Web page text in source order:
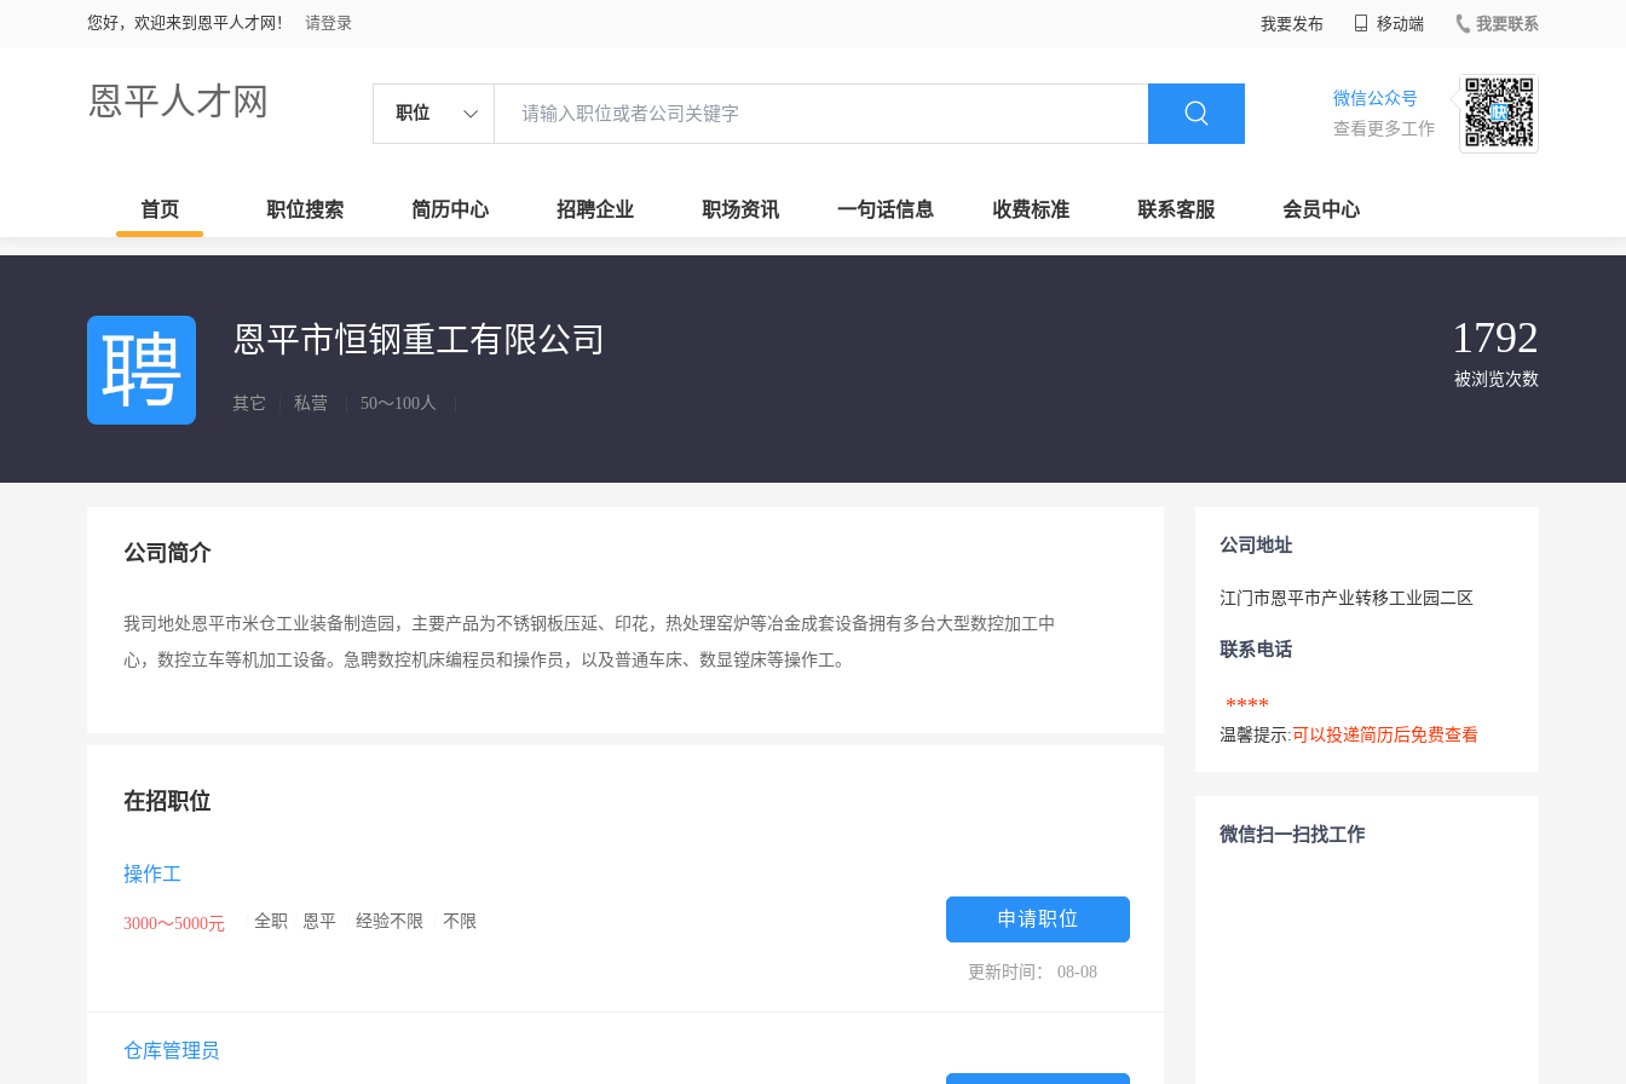
您好，欢迎来到恩平人才网！ 请登录 我要发布 移动端 我要联系
恩平人才网 职位
微信公众号
查看更多工作
首页 职位搜索 简历中心 招聘企业 职场资讯 一句话信息 收费标准 联系客服 会员中心
恩平市恒钢重工有限公司
其它 私营 50～100人
1792
被浏览次数
公司简介
我司地处恩平市米仓工业装备制造园，主要产品为不锈钢板压延、印花，热处理窑炉等冶金成套设备拥有多台大型数控加工中
心，数控立车等机加工设备。急聘数控机床编程员和操作员，以及普通车床、数显镗床等操作工。
在招职位
操作工
3000～5000元 全职 恩平 经验不限 不限 申请职位
更新时间： 08-08
仓库管理员
公司地址
江门市恩平市产业转移工业园二区
联系电话
****
温馨提示: 可以投递简历后免费查看
微信扫一扫找工作